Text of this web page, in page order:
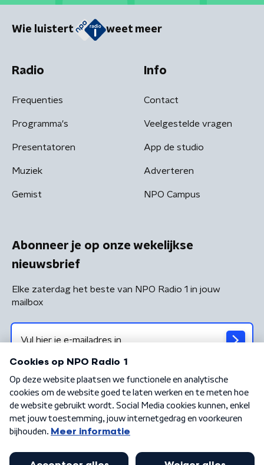
Wie luistert weet meer
Radio
Frequenties
Programma's
Presentatoren
Muziek
Gemist
Info
Contact
Veelgestelde vragen
App de studio
Adverteren
NPO Campus
Abonneer je op onze wekelijkse
nieuwsbrief
Elke zaterdag het beste van NPO Radio 1 in jouw
mailbox
Algemene voorwaarden